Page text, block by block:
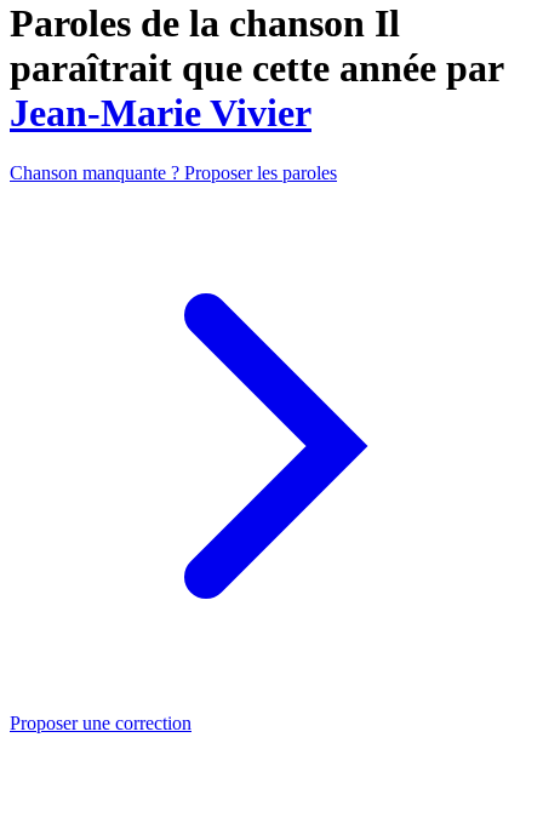
Paroles de la chanson Il
paraîtrait que cette année par
Jean-Marie Vivier
Chanson manquante ? Proposer les paroles
Proposer une correction